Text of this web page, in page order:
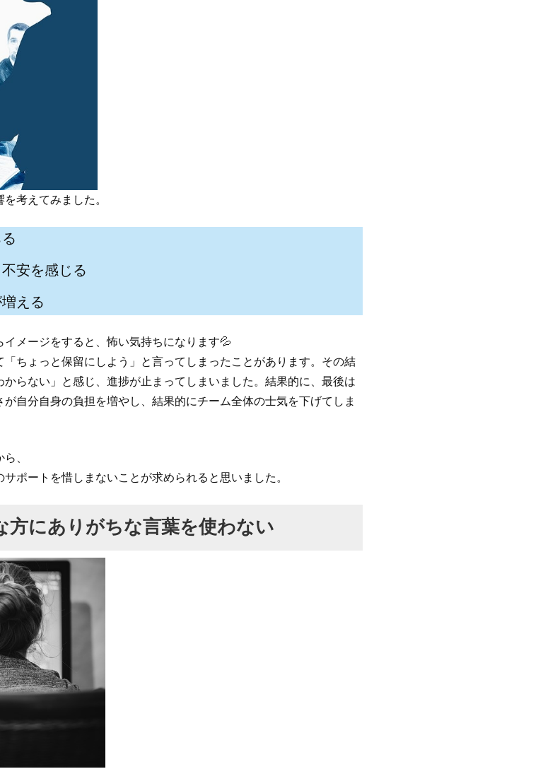
考えてみました。
安を感じる
える
メージをすると、怖い気持ちになります💦
ちょっと保留にしよう」と言ってしまったことがあります。その結
らない」と感じ、進捗が止まってしまいました。結果的に、最後は
自分自身の負担を増やし、結果的にチーム全体の士気を下げてしま
、
ポートを惜しまないことが求められると思いました。
方にありがちな言葉を使わない